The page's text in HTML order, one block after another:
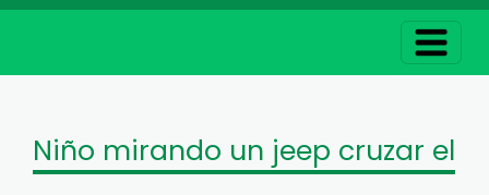
Niño mirando un jeep cruzar el